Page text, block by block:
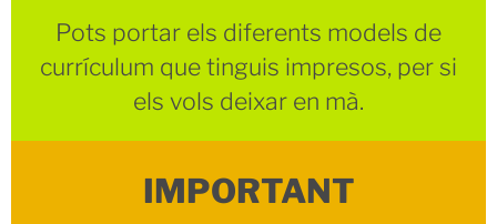
Pots portar els diferents models de
currículum que tinguis impresos, per si
els vols deixar en mà.
IMPORTANT